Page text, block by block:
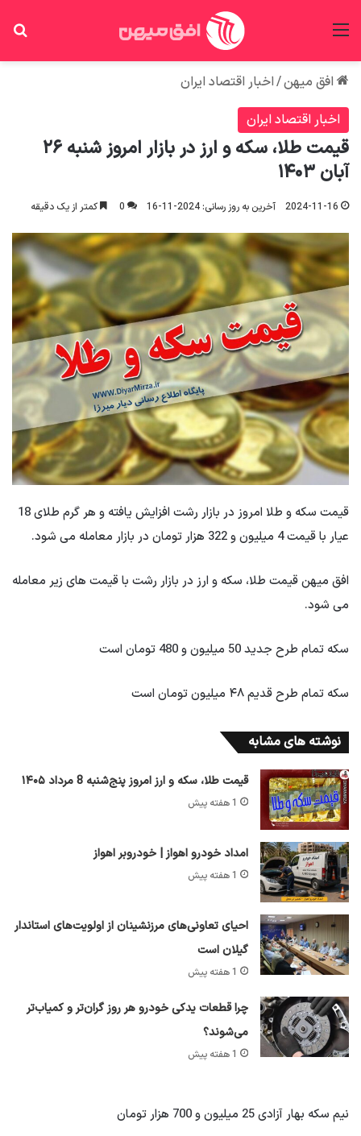
افق میهن/اخبار اقتصاد ایران
اخبار اقتصاد ایران
قیمت طلا، سکه و ارز در بازار امروز شنبه ۲۶
آبان ۱۴۰۳
2024-11-16 آخرین به روز رسانی: 2024-11-16 0 کمتر از یک دقیقه
قیمت سکه و طلا امروز در بازار رشت افزایش یافته و هر گرم طلای 18
عیار با قیمت 4 میلیون و 322 هزار تومان در بازار معامله می شود.
افق میهن قیمت طلا، سکه و ارز در بازار رشت با قیمت های زیر معامله
می شود.
سکه تمام طرح جدید 50 میلیون و 480 تومان است
سکه تمام طرح قدیم ۴۸ میلیون تومان است
نوشته های مشابه
قیمت طلا، سکه و ارز امروز پنج‌شنبه 8 مرداد ۱۴۰۵
1 هفته پیش
امداد خودرو اهواز | خودروبر اهواز
1 هفته پیش
احیای تعاونی‌های مرزنشینان از اولویت‌های استاندار
گیلان است
1 هفته پیش
چرا قطعات یدکی خودرو هر روز گران‌تر و کمیاب‌تر
می‌شوند؟
1 هفته پیش
نیم سکه بهار آزادی 25 میلیون و 700 هزار تومان